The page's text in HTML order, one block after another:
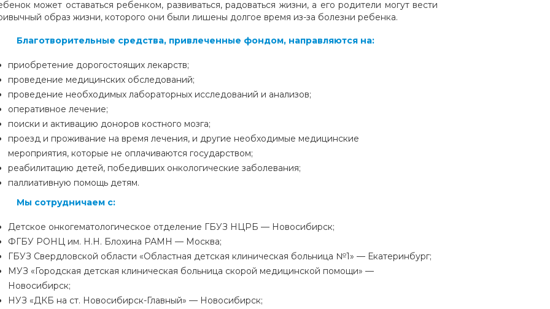
может оставаться ребенком, развиваться, радоваться жизни, а его родители могут вести
образ жизни, которого они были лишены долгое время из-за болезни ребенка.
Благотворительные средства, привлеченные фондом, направляются на:
приобретение дорогостоящих лекарств;
проведение медицинских обследований;
проведение необходимых лабораторных исследований и анализов;
оперативное лечение;
поиски и активацию доноров костного мозга;
проезд и проживание на время лечения, и другие необходимые медицинские
мероприятия, которые не оплачиваются государством;
реабилитацию детей, победивших онкологические заболевания;
паллиативную помощь детям.
Мы сотрудничаем с:
Детское онкогематологическое отделение ГБУЗ НЦРБ — Новосибирск;
ФГБУ РОНЦ им. Н.Н. Блохина РАМН — Москва;
ГБУЗ Свердловской области «Областная детская клиническая больница №1» — Екатеринбург;
МУЗ «Городская детская клиническая больница скорой медицинской помощи» —
Новосибирск;
НУЗ «ДКБ на ст. Новосибирск-Главный» — Новосибирск;